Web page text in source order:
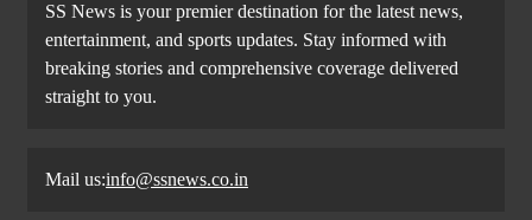
SS News is your premier destination for the latest news,
entertainment, and sports updates. Stay informed with
breaking stories and comprehensive coverage delivered
straight to you.
Mail us:info@ssnews.co.in